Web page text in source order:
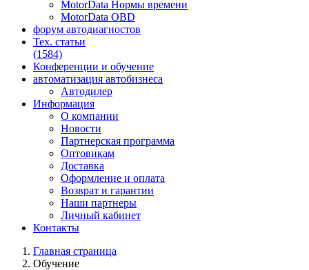
MotorData Нормы времени
MotorData OBD
форум автодиагностов
Тех. статьи
(1584)
Конференции и обучение
автоматизация автобизнеса
Автодилер
Информация
О компании
Новости
Партнерская программа
Оптовикам
Доставка
Оформление и оплата
Возврат и гарантии
Наши партнеры
Личный кабинет
Контакты
Главная страница
Обучение